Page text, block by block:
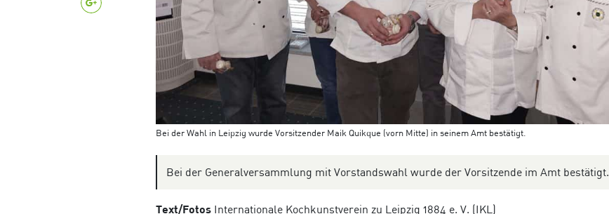
Bei der Wahl in Leipzig wurde Vorsitzender Maik Quikque (vorn Mitte) in seinem Amt bestätigt.
Bei der Generalversammlung mit Vorstandswahl wurde der Vorsitzende im Amt bestätigt.
Text/Fotos Internationale Kochkunstverein zu Leipzig 1884 e. V. (IKL)